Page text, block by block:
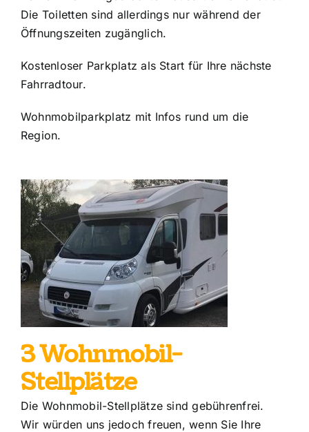
Die Toiletten sind allerdings nur während der
Öffnungszeiten zugänglich.
Kostenloser Parkplatz als Start für Ihre nächste
Fahrradtour.
Wohnmobilparkplatz mit Infos rund um die
Region.
3 Wohnmobil-
Stellplätze
Die Wohnmobil-Stellplätze sind gebührenfrei.
Wir würden uns jedoch freuen, wenn Sie Ihre